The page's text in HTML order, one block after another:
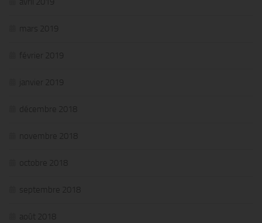
mars 2019
février 2019
janvier 2019
décembre 2018
novembre 2018
octobre 2018
septembre 2018
août 2018